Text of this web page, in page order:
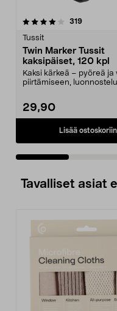
319arvostelut
Tussit
Twin Marker Tussit
kaksipäiset, 120 kpl
Kaksi kärkeä – pyöreä ja
piirtämiseen,
29,90
Lisää ostoskoriin
4.5 viidestä
Tavalliset asiat